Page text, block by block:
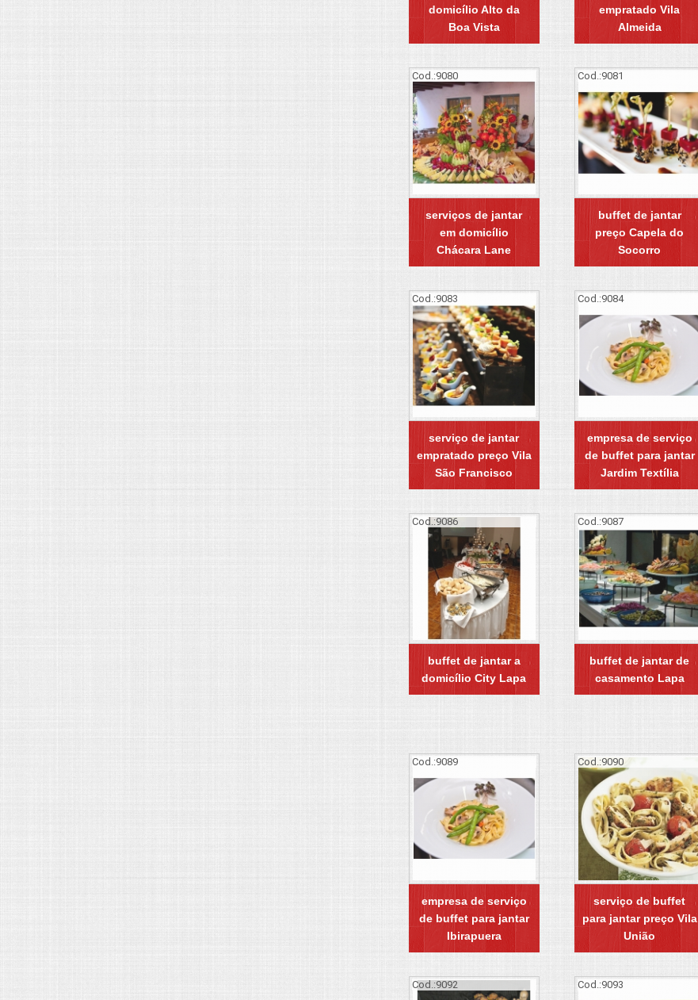
domicílio Alto da
Boa Vista
empratado Vila
Almeida
Cod.:9080
serviços de jantar
em domicílio
Chácara Lane
Cod.:9081
buffet de jantar
preço Capela do
Socorro
Cod.:9083
serviço de jantar
empratado preço Vila
São Francisco
Cod.:9084
empresa de serviço
de buffet para jantar
Jardim Textília
Cod.:9086
buffet de jantar a
domicílio City Lapa
Cod.:9087
buffet de jantar de
casamento Lapa
Cod.:9089
empresa de serviço
de buffet para jantar
Ibirapuera
Cod.:9090
serviço de buffet
para jantar preço Vila
União
Cod.:9092 Cod.:9093